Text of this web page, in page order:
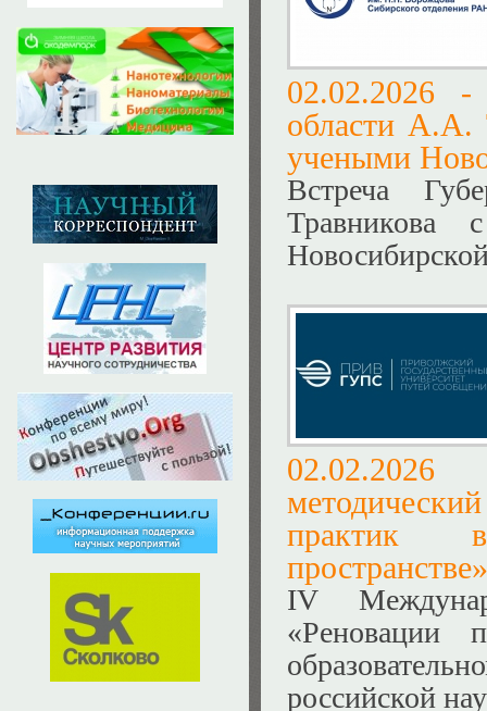
02.02.2026
области А.А.
учеными
Встреча
Травникова
практик в
IV
«Реновации
российской